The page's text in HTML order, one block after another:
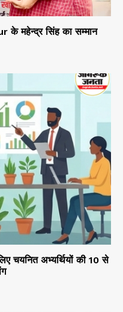
के महेन्द्र सिंह का सम्मान
चयनित अभ्यर्थियों की 10 से